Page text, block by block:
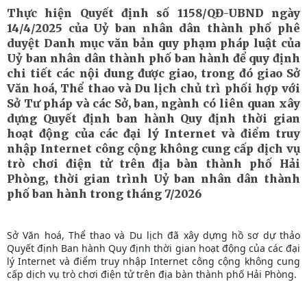
Thực hiện Quyết định số 1158/QĐ-UBND ngày
14/4/2025 của Uỷ ban nhân dân thành phố phê
duyệt Danh mục văn bản quy phạm pháp luật của
Uỷ ban nhân dân thành phố ban hành để quy định
chi tiết các nội dung được giao, trong đó giao Sở
Văn hoá, Thể thao và Du lịch chủ trì phối hợp với
Sở Tư pháp và các Sở, ban, ngành có liên quan xây
dựng Quyết định ban hành Quy định thời gian
hoạt động của các đại lý Internet và điểm truy
nhập Internet công cộng không cung cấp dịch vụ
trò chơi điện tử trên địa bàn thành phố Hải
Phòng, thời gian trình Uỷ ban nhân dân thành
phố ban hành trong tháng 7/2026
Sở Văn hoá, Thể thao và Du lịch đã xây dựng hồ sơ dự thảo
Quyết định Ban hành Quy định thời gian hoạt động của các đại
lý Internet và điểm truy nhập Internet công cộng không cung
cấp dịch vụ trò chơi điện tử trên địa bàn thành phố Hải Phòng.